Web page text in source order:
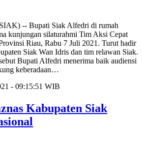
-- Bupati Siak Alfedri di rumah
kunjungan silaturahmi Tim Aksi Cepat
Riau, Rabu 7 Juli 2021. Turut hadir
Siak Wan Idris dan tim relawan Siak.
Bupati Alfedri menerima baik audiensi
keberadaan…
- 09:15:51 WIB
Kabupaten Siak